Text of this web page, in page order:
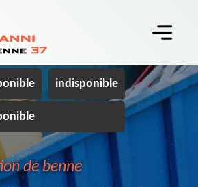
indisponible
de benne